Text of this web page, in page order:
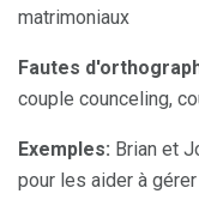
matrimoniaux
Fautes
couple counceling,
Exemples: Brian et
pour les aider à